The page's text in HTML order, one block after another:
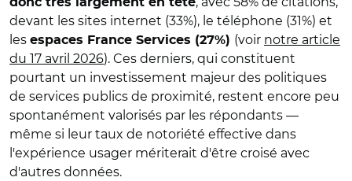
devant les sites internet (33%), le téléphone (31%) et
les espaces France Services (27%) (voir notre article
du 17 avril 2026). Ces derniers, qui constituent
pourtant un investissement majeur des politiques
de services publics de proximité, restent encore peu
spontanément valorisés par les répondants —
même si leur taux de notoriété effective dans
l'expérience usager mériterait d'être croisé avec
d'autres données.